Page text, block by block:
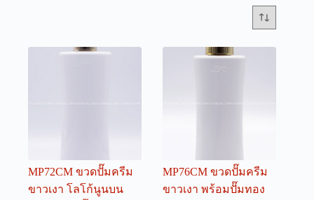
MP72CM ขวดปั๊มครีม
ขาวเงา โลโก้นูนบน
MP76CM ขวดปั๊มครีม
ขาวเงา พร้อมปั๊มทอง